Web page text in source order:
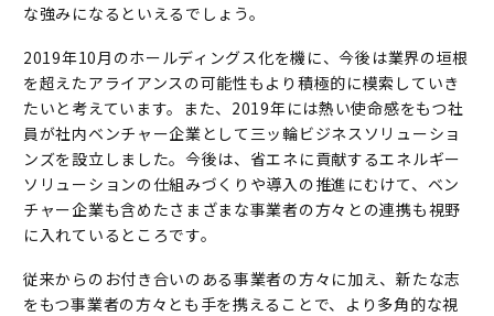
な強みになるといえるでしょう。
2019年10月のホールディングス化を機に、今後は業界の垣根
を超えたアライアンスの可能性もより積極的に模索していき
たいと考えています。また、2019年には熱い使命感をもつ社
員が社内ベンチャー企業として三ッ輪ビジネスソリューショ
ンズを設立しました。今後は、省エネに貢献するエネルギー
ソリューションの仕組みづくりや導入の推進にむけて、ベン
チャー企業も含めたさまざまな事業者の方々との連携も視野
に入れているところです。
従来からのお付き合いのある事業者の方々に加え、新たな志
をもつ事業者の方々とも手を携えることで、より多角的な視